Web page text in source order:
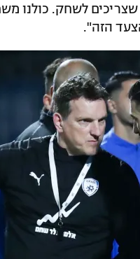
לשחק. כולנו
הזה".